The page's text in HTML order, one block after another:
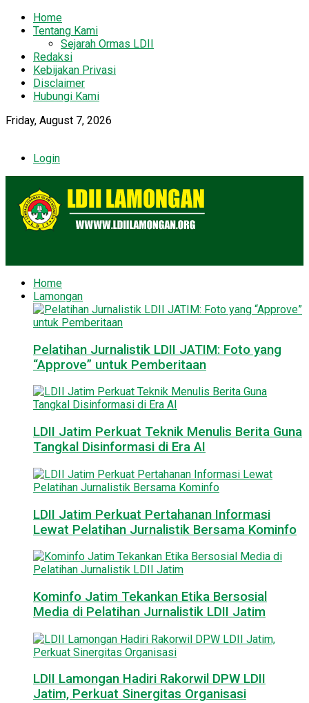
Home
Tentang Kami
Sejarah Ormas LDII
Redaksi
Kebijakan Privasi
Disclaimer
Hubungi Kami
Friday, August 7, 2026
Login
Home
Lamongan
Pelatihan Jurnalistik LDII JATIM: Foto yang
“Approve” untuk Pemberitaan
LDII Jatim Perkuat Teknik Menulis Berita Guna
Tangkal Disinformasi di Era AI
LDII Jatim Perkuat Pertahanan Informasi
Lewat Pelatihan Jurnalistik Bersama Kominfo
Kominfo Jatim Tekankan Etika Bersosial
Media di Pelatihan Jurnalistik LDII Jatim
LDII Lamongan Hadiri Rakorwil DPW LDII
Jatim, Perkuat Sinergitas Organisasi